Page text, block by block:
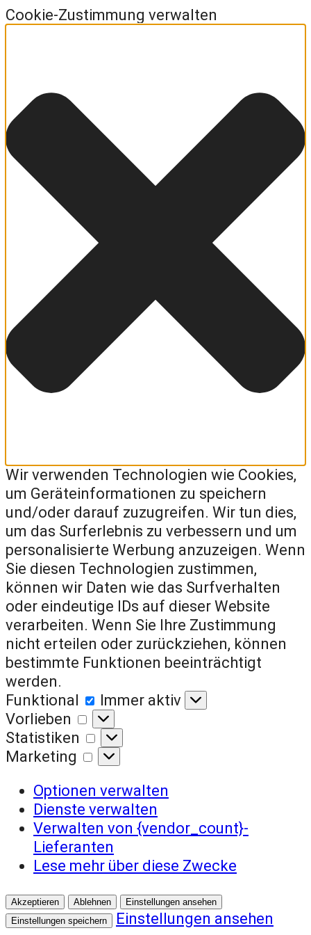
Cookie-Zustimmung verwalten
Wir verwenden Technologien wie Cookies,
um Geräteinformationen zu speichern
und/oder darauf zuzugreifen. Wir tun dies,
um das Surferlebnis zu verbessern und um
personalisierte Werbung anzuzeigen. Wenn
Sie diesen Technologien zustimmen,
können wir Daten wie das Surfverhalten
oder eindeutige IDs auf dieser Website
verarbeiten. Wenn Sie Ihre Zustimmung
nicht erteilen oder zurückziehen, können
bestimmte Funktionen beeinträchtigt
werden.
Funktional
Funktional
Immer aktiv
Vorlieben
Vorlieben
Statistiken
Statistiken
Marketing
Marketing
Optionen verwalten
Dienste verwalten
Verwalten von {vendor_count}-
Lieferanten
Lese mehr über diese Zwecke
Akzeptieren Ablehnen
Einstellungen ansehen
Einstellungen speichern
Einstellungen ansehen